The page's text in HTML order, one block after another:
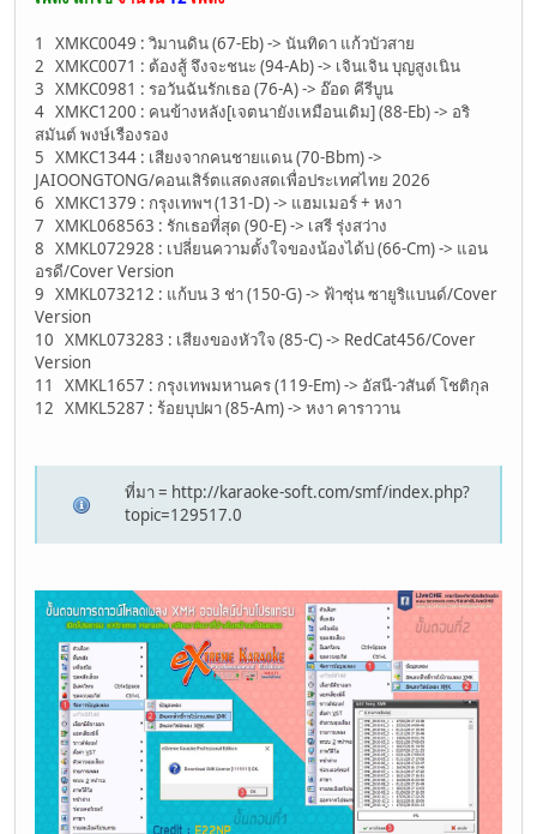
1 XMKC0049 : วิมานดิน (67-Eb) -> นันทิดา แก้วบัวสาย
2 XMKC0071 : ต้องสู้ จึงจะชนะ (94-Ab) -> เจินเจิน บุญสูงเนิน
3 XMKC0981 : รอวันฉันรักเธอ (76-A) -> อ๊อด คีรีบูน
4 XMKC1200 : คนข้างหลัง[เจตนายังเหมือนเดิม] (88-Eb) -> อริ
สมันต์ พงษ์เรืองรอง
5 XMKC1344 : เสียงจากคนชายแดน (70-Bbm) ->
JAIOONGTONG/คอนเสิร์ตแสดงสดเพื่อประเทศไทย 2026
6 XMKC1379 : กรุงเทพฯ (131-D) -> แฮมเมอร์ + หงา
7 XMKL068563 : รักเธอที่สุด (90-E) -> เสรี รุ่งสว่าง
8 XMKL072928 : เปลี่ยนความตั้งใจของน้องได้บ่ (66-Cm) -> แอน
อรดี/Cover Version
9 XMKL073212 : แก้บน 3 ช่า (150-G) -> ฟ้าซุ่น ซายูริแบนด์/Cover
Version
10 XMKL073283 : เสียงของหัวใจ (85-C) -> RedCat456/Cover
Version
11 XMKL1657 : กรุงเทพมหานคร (119-Em) -> อัสนี-วสันต์ โชติกุล
12 XMKL5287 : ร้อยบุปผา (85-Am) -> หงา คาราวาน
ที่มา = http://karaoke-soft.com/smf/index.php?
topic=129517.0